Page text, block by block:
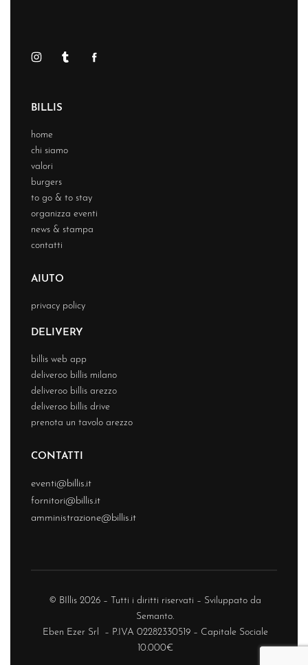
BILLIS
home
chi siamo
valori
burgers
to go & to stay
organizza eventi
news & stampa
contatti
AIUTO
privacy policy
DELIVERY
billis web app
deliveroo billis milano
deliveroo billis arezzo
deliveroo billis drive
prenota un tavolo arezzo
CONTATTI
eventi@billis.it
fornitori@billis.it
amministrazione@billis.it
© BIllis 2026 – Tutti i diritti riservati – Sviluppato da
Semanto.
Eben Ezer Srl – P.IVA 02282330519 – Capitale Sociale
10.000€